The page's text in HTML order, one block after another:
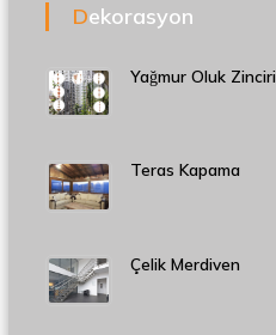
Dekorasyon
Yağmur Oluk Zinciri
Teras Kapama
Çelik Merdiven